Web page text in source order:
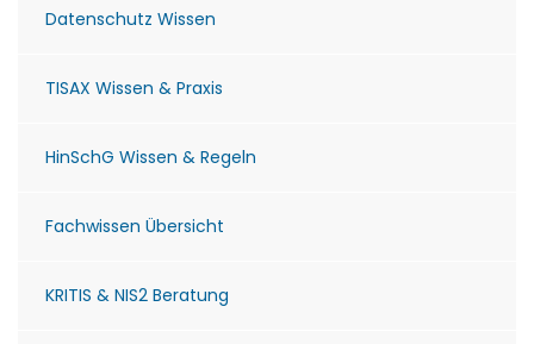
Datenschutz Wissen
TISAX Wissen & Praxis
HinSchG Wissen & Regeln
Fachwissen Übersicht
KRITIS & NIS2 Beratung